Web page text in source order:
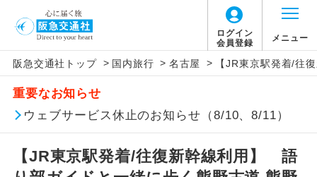
ログイン
会員登録
メニュー
阪急交通社トップ > 国内旅行 > 名古屋 > 【JR東京駅発着/往
重要なお知らせ
ウェブサービス休止のお知らせ（8/10、8/11）
【JR東京駅発着/往復新幹線利用】 語
アイコン 説明
添乗員同行
往路出発空港（駅）から復路到着空港
（駅）まで同行します。
現地添乗員同
行
現地到着空港（駅）から最終日出発空港
（駅）まで添乗員が同行します。